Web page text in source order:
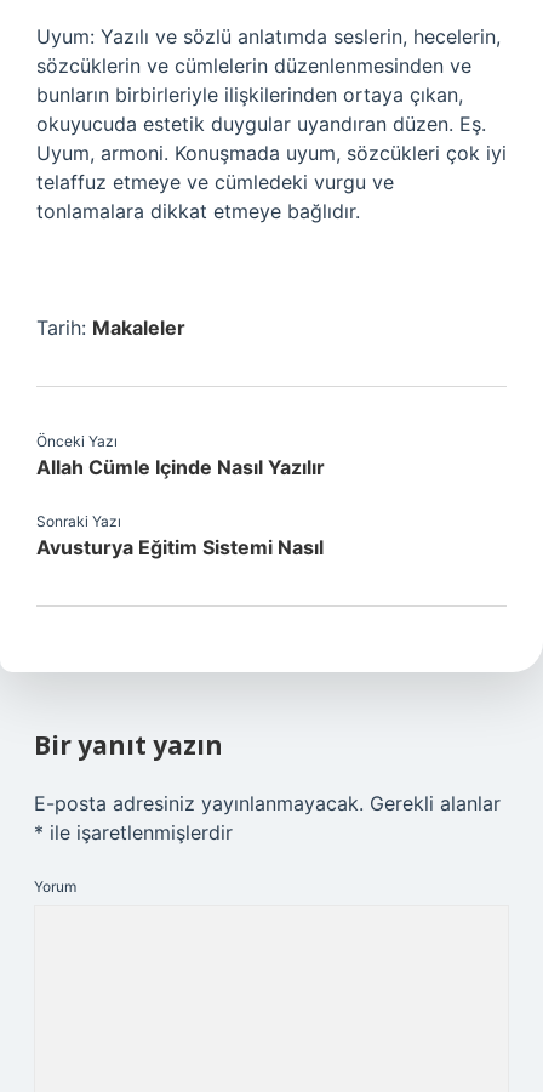
Uyum: Yazılı ve sözlü anlatımda seslerin, hecelerin,
sözcüklerin ve cümlelerin düzenlenmesinden ve
bunların birbirleriyle ilişkilerinden ortaya çıkan,
okuyucuda estetik duygular uyandıran düzen. Eş.
Uyum, armoni. Konuşmada uyum, sözcükleri çok iyi
telaffuz etmeye ve cümledeki vurgu ve
tonlamalara dikkat etmeye bağlıdır.
Tarih: Makaleler
Önceki Yazı
Allah Cümle Içinde Nasıl Yazılır
Sonraki Yazı
Avusturya Eğitim Sistemi Nasıl
Bir yanıt yazın
E-posta adresiniz yayınlanmayacak. Gerekli alanlar
* ile işaretlenmişlerdir
Yorum